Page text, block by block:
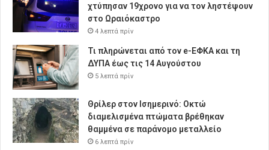
χτύπησαν 19χρονο για να τον ληστέψουν
στο Ωραιόκαστρο
4 λεπτά πρίν
Τι πληρώνεται από τον e-ΕΦΚΑ και τη
ΔΥΠΑ έως τις 14 Αυγούστου
5 λεπτά πρίν
Θρίλερ στον Ισημερινό: Οκτώ
διαμελισμένα πτώματα βρέθηκαν
θαμμένα σε παράνομο μεταλλείο
6 λεπτά πρίν